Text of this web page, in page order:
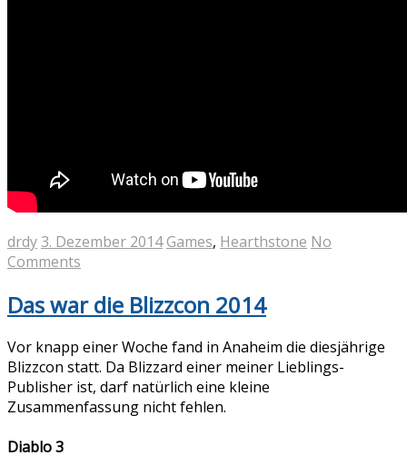
drdy3. Dezember 2014 Games, Hearthstone No
Comments
Das war die Blizzcon 2014
Vor knapp einer Woche fand in Anaheim die diesjährige
Blizzcon statt. Da Blizzard einer meiner Lieblings-
Publisher ist, darf natürlich eine kleine
Zusammenfassung nicht fehlen.
Diablo 3